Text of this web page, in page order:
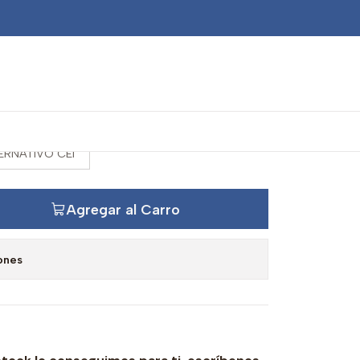
Z=30 caja ZF 1650
CEI
Agregar al Carro